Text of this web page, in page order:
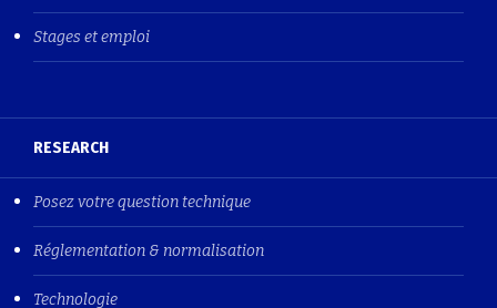
Stages et emploi
RESEARCH
Posez votre question technique
Réglementation & normalisation
Technologie